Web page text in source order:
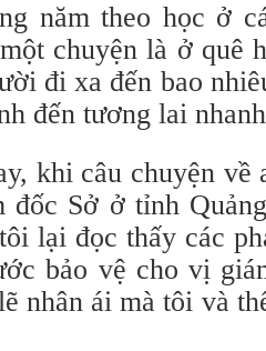
năm theo học ở
chuyện là ở quê
đi xa đến bao
đến tương lai
khi câu chuyện về
đốc Sở ở tỉnh
lại đọc thấy các
bảo vệ cho vị
nhân ái mà tôi và